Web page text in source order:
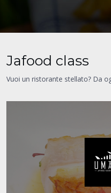
Jafood class
Vuoi un ristorante stellato? Da